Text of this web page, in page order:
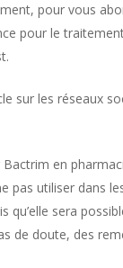
pour vous
pour le
sur les réseaux
en
pas utiliser dans
qu’elle sera
de doute, des